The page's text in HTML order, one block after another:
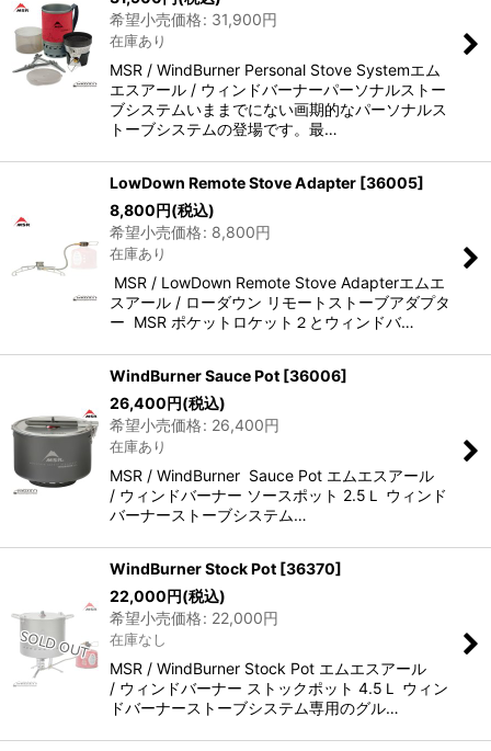
希望小売価格: 31,900円
在庫あり
MSR / WindBurner Personal Stove Systemエム
エスアール / ウィンドバーナーパーソナルストー
ブシステムいままでにない画期的なパーソナルス
トーブシステムの登場です。最…
LowDown Remote Stove Adapter [36005]
8,800円(税込)
希望小売価格: 8,800円
在庫あり
MSR / LowDown Remote Stove Adapterエムエ
スアール / ローダウン リモートストーブアダプタ
ー MSR ポケットロケット２とウィンドバ…
WindBurner Sauce Pot [36006]
26,400円(税込)
希望小売価格: 26,400円
在庫あり
MSR / WindBurner Sauce Pot エムエスアール
/ ウィンドバーナー ソースポット 2.5Ｌ ウィンド
バーナーストーブシステム…
WindBurner Stock Pot [36370]
22,000円(税込)
希望小売価格: 22,000円
在庫なし
MSR / WindBurner Stock Pot エムエスアール
/ ウィンドバーナー ストックポット 4.5Ｌ ウィン
ドバーナーストーブシステム専用のグル…